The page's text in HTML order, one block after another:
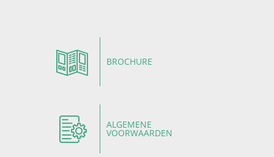
BROCHURE
ALGEMENE
VOORWAARDEN